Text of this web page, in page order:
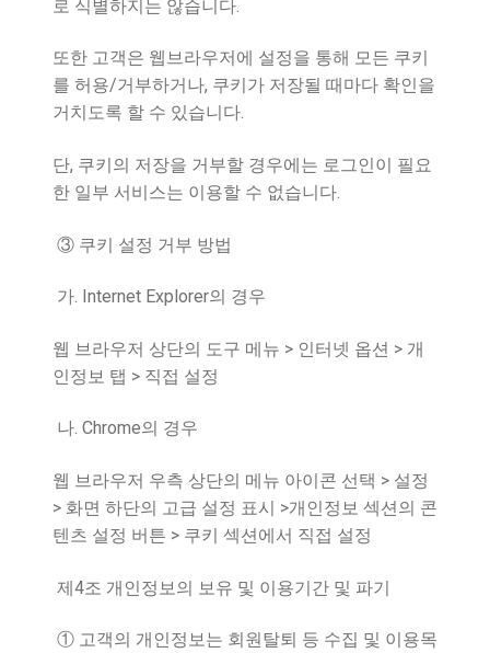
로 식별하지는 않습니다.
또한 고객은 웹브라우저에 설정을 통해 모든 쿠키
를 허용/거부하거나, 쿠키가 저장될 때마다 확인을
거치도록 할 수 있습니다.
단, 쿠키의 저장을 거부할 경우에는 로그인이 필요
한 일부 서비스는 이용할 수 없습니다.
③ 쿠키 설정 거부 방법
가. Internet Explorer의 경우
웹 브라우저 상단의 도구 메뉴 > 인터넷 옵션 > 개
인정보 탭 > 직접 설정
나. Chrome의 경우
웹 브라우저 우측 상단의 메뉴 아이콘 선택 > 설정
> 화면 하단의 고급 설정 표시 >개인정보 섹션의 콘
텐츠 설정 버튼 > 쿠키 섹션에서 직접 설정
제 4조 개인정보의 보유 및 이용기간 및 파기
① 고객의 개인정보는 회원탈퇴 등 수집 및 이용목